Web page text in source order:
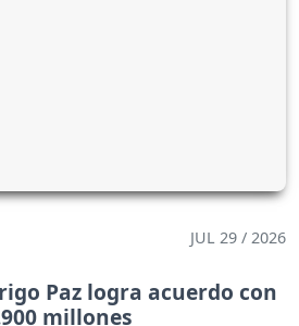
JUL 29 / 2026
Paz logra acuerdo con
millones